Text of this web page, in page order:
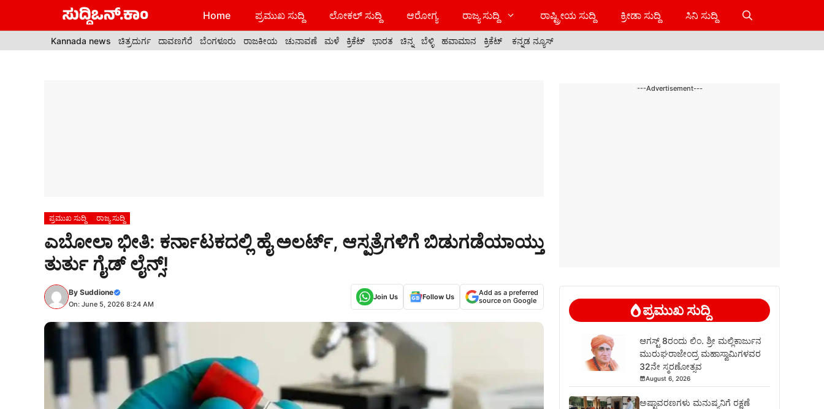
Home ಪ್ರಮುಖ ಸುದ್ದಿ ಲೋಕಲ್ ಸುದ್ದಿ ಆರೋಗ್ಯ ರಾಜ್ಯ ಸುದ್ದಿ ರಾಷ್ಟ್ರೀಯ ಸುದ್ದಿ ಕ್ರೀಡಾ ಸುದ್ದಿ ಸಿನಿ ಸುದ್ದಿ
Kannada news ಚಿತ್ರದುರ್ಗ ದಾವಣಗೆರೆ ಬೆಂಗಳೂರು ರಾಜಕೀಯ ಚುನಾವಣೆ ಮಳೆ ಕ್ರಿಕೆಟ್ ಭಾರತ ಚಿನ್ನ ಬೆಳ್ಳಿ ಹವಾಮಾನ ಕ್ರಿಕೆಟ್ ಕನ್ನಡ ನ್ಯೂಸ್
ಪ್ರಮುಖ ಸುದ್ದಿ ರಾಜ್ಯ ಸುದ್ದಿ
ಎಬೋಲಾ ಭೀತಿ: ಕರ್ನಾಟಕದಲ್ಲಿ ಹೈ ಅಲರ್ಟ್, ಆಸ್ಪತ್ರೆಗಳಿಗೆ ಬಿಡುಗಡೆಯಾಯ್ತು
ತುರ್ತು ಗೈಡ್‌ ಲೈನ್ಸ್!
By Suddione
On: June 5, 2026 8:24 AM
Join Us Follow Us
Add as a preferred
source on Google
---Advertisement---
ಪ್ರಮುಖ ಸುದ್ದಿ
ಆಗಸ್ಟ್ 8ರಂದು ಲಿಂ. ಶ್ರೀ ಮಲ್ಲಿಕಾರ್ಜುನ
ಮುರುಘರಾಜೇಂದ್ರ ಮಹಾಸ್ವಾಮಿಗಳವರ
32ನೇ ಸ್ಮರಣೋತ್ಸವ
August 6, 2026
ಅಷ್ಟಾವರಣಗಳು ಮನುಷ್ಯನಿಗೆ ರಕ್ಷಣೆ